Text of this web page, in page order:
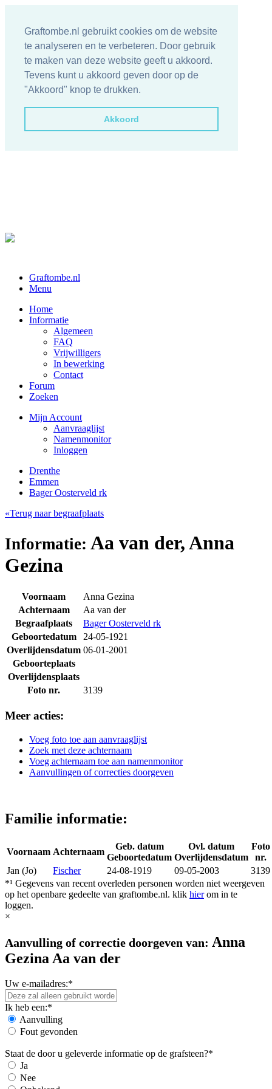
Graftombe.nl gebruikt cookies om de website
te analyseren en te verbeteren. Door gebruik
te maken van deze website geeft u akkoord.
Tevens kunt u akkoord geven door op de
"Akkoord" knop te drukken.
Akkoord
Graftombe.nl
Menu
Home
Informatie
Algemeen
FAQ
Vrijwilligers
In bewerking
Contact
Forum
Zoeken
Mijn Account
Aanvraaglijst
Namenmonitor
Inloggen
Drenthe
Emmen
Bager Oosterveld rk
«Terug naar begraafplaats
Informatie: Aa van der, Anna
Gezina
Voornaam
Anna Gezina
Achternaam
Aa van der
Begraafplaats
Bager Oosterveld rk
Geboortedatum
24-05-1921
Overlijdensdatum 06-01-2001
Geboorteplaats
Overlijdensplaats
Foto nr.
3139
Meer acties:
Voeg foto toe aan aanvraaglijst
Zoek met deze achternaam
Voeg achternaam toe aan namenmonitor
Aanvullingen of correcties doorgeven
Familie informatie:
Voornaam Achternaam
Geb. datum
Geboortedatum
Ovl. datum
Overlijdensdatum
Foto
nr.
Jan (Jo)
Fischer 24-08-1919 09-05-2003
3139
*¹ Gegevens van recent overleden personen worden niet weergeven
op het openbare gedeelte van graftombe.nl. klik hierom in te
loggen.
×
Aanvulling of correctie doorgeven van: Anna
Gezina Aa van der
Uw e-mailadres:*
Ik heb een:*
Aanvulling
Fout gevonden
Staat de door u geleverde informatie op de grafsteen?*
Ja
Nee